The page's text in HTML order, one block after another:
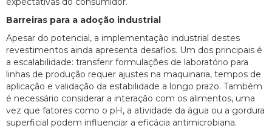
Barreiras para a adoção industrial
Apesar do potencial, a implementação industrial destes
revestimentos ainda apresenta desafios. Um dos principais é
a escalabilidade: transferir formulações de laboratório para
linhas de produção requer ajustes na maquinaria, tempos de
aplicação e validação da estabilidade a longo prazo. Também
é necessário considerar a interação com os alimentos, uma
vez que fatores como o pH, a atividade da água ou a gordura
superficial podem influenciar a eficácia antimicrobiana.